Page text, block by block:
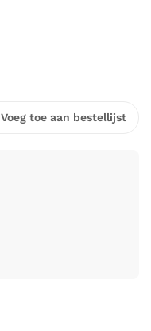
Voeg toe aan bestellijst